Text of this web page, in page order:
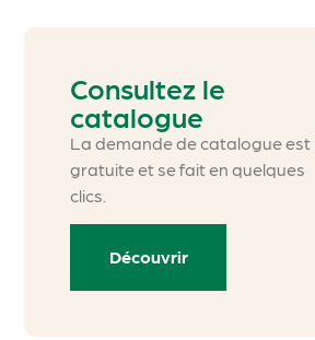
Consultez le
catalogue
La demande de catalogue est
gratuite et se fait en quelques
clics.
Découvrir